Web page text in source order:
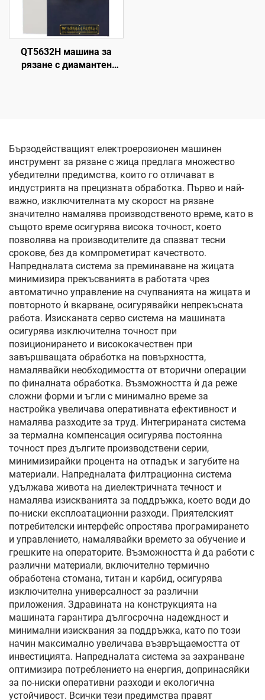
QT5632H машина за
рязане с диамантен
Бързодействащият електроерозионен машинен
инструмент за рязане с жица предлага множество
убедителни предимства, които го отличават в
индустрията на прецизната обработка. Първо и най-
важно, изключителната му скорост на рязане
значително намалява производственото време, като в
същото време осигурява висока точност, което
позволява на производителите да спазват тесни
срокове, без да компрометират качеството.
Напредналата система за преминаване на жицата
минимизира прекъсванията в работата чрез
автоматично управление на счупванията на жицата и
повторното ѝ вкарване, осигурявайки непрекъсната
работа. Изисканата серво система на машината
осигурява изключителна точност при
позиционирането и висококачествен при
завършващата обработка на повърхността,
намалявайки необходимостта от вторични операции
по финалната обработка. Възможността ѝ да реже
сложни форми и ъгли с минимално време за
настройка увеличава оперативната ефективност и
намалява разходите за труд. Интегрираната система
за термална компенсация осигурява постоянна
точност през дългите производствени серии,
минимизирайки процента на отпадък и загубите на
материали. Напредналата филтрационна система
удължава живота на диелектричната течност и
намалява изискванията за поддръжка, което води до
по-ниски експлоатационни разходи. Приятелският
потребителски интерфейс опростява програмирането
и управлението, намалявайки времето за обучение и
грешките на операторите. Възможността ѝ да работи с
различни материали, включително термично
обработена стомана, титан и карбид, осигурява
изключителна универсалност за различни
приложения. Здравината на конструкцията на
машината гарантира дългосрочна надеждност и
минимални изисквания за поддръжка, като по този
начин максимално увеличава възвръщаемостта от
инвестицията. Напредналата система за захранване
оптимизира потреблението на енергия, допринасяйки
за по-ниски оперативни разходи и екологична
устойчивост. Всички тези предимства правят